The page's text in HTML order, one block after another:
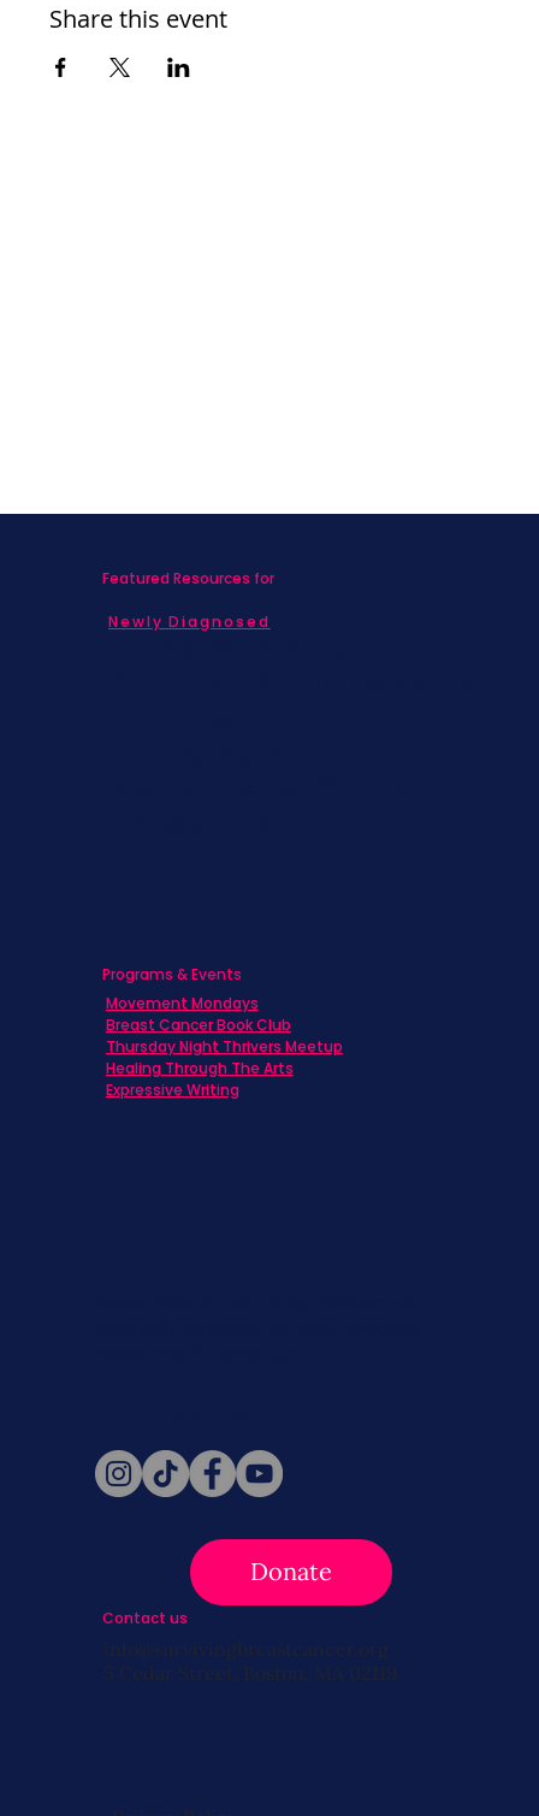
Share this event
Donate
Featured Resources for
Newly Diagnosed
Programs & Events
Movement Mondays
Breast Cancer Book Club
Thursday Night Thrivers Meetup
Healing Through The Arts
Expressive Writing
Contact us
info@survivingbreastcancer.org
5 Cedar Street, Boston, MA 02119